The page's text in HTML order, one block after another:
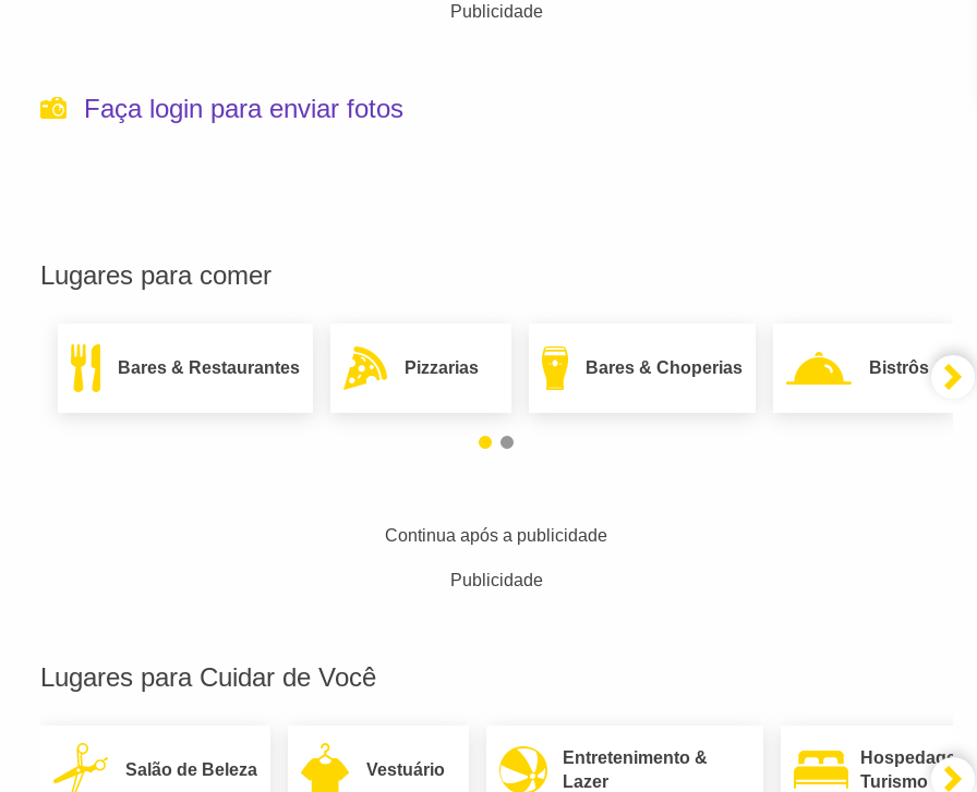
Publicidade
Faça login para enviar fotos
Lugares para comer
Bares & Restaurantes Pizzarias Bares & Choperias Bistrôs
Continua após a publicidade
Publicidade
Lugares para Cuidar de Você
Salão de Beleza Vestuário
Entretenimento &
Lazer
Hospedagem
Turismo